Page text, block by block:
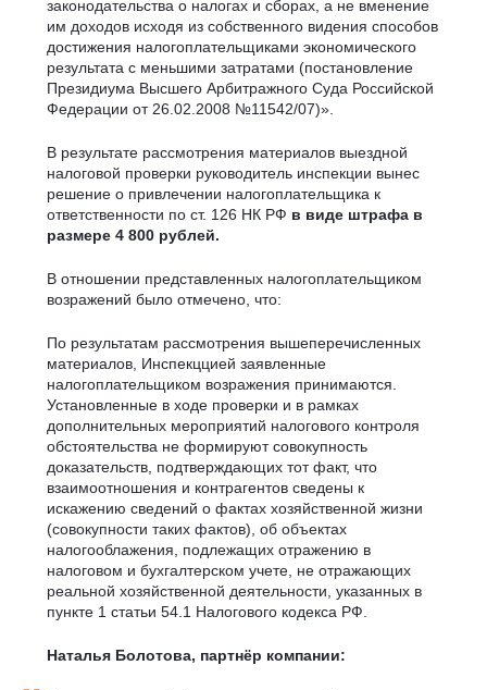
законодательства о налогах и сборах, а не вменение
им доходов исходя из собственного видения способов
достижения налогоплательщиками экономического
результата с меньшими затратами (постановление
Президиума Высшего Арбитражного Суда Российской
Федерации от 26.02.2008 №11542/07)».
В результате рассмотрения материалов выездной
налоговой проверки руководитель инспекции вынес
решение о привлечении налогоплательщика к
ответственности по ст. 126 НК РФ в виде штрафа в
размере 4 800 рублей.
В отношении представленных налогоплательщиком
возражений было отмечено, что:
По результатам рассмотрения вышеперечисленных
материалов, Инспекццией заявленные
налогоплательщиком возражения принимаются.
Установленные в ходе проверки и в рамках
дополнительных мероприятий налогового контроля
обстоятельства не формируют совокупность
доказательств, подтверждающих тот факт, что
взаимоотношения и контрагентов сведены к
искажению сведений о фактах хозяйственной жизни
(совокупности таких фактов), об объектах
налогооблажения, подлежащих отражению в
налоговом и бухгалтерском учете, не отражающих
реальной хозяйственной деятельности, указанных в
пункте 1 статьи 54.1 Налогового кодекса РФ.
Наталья Болотова, партнёр компании: